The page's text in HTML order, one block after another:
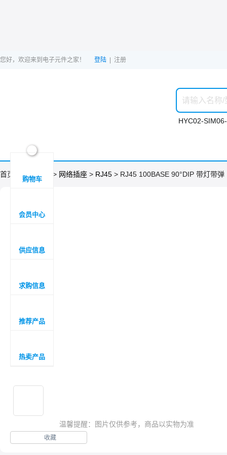
您好，欢迎来到电子元件之家！ 登陆 注册
HYC02-
首页 > 分类目录 > 网络插座 > RJ45 > RJ45 100BASE 90°DIP 带灯带弹
温馨提醒：图片仅供参考，商品以实物为准
收藏
ဆ
购物车
会员中心
供应信息
求购信息
推荐产品
热卖产品